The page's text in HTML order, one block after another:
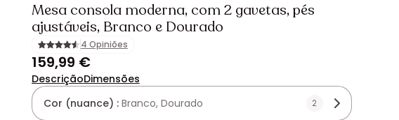
Mesa consola moderna, com 2 gavetas, pés
ajustáveis, Branco e Dourado
4 Opiniões
159,99 €
DescriçãoDimensões
Cor (nuance) : Branco, Dourado 2